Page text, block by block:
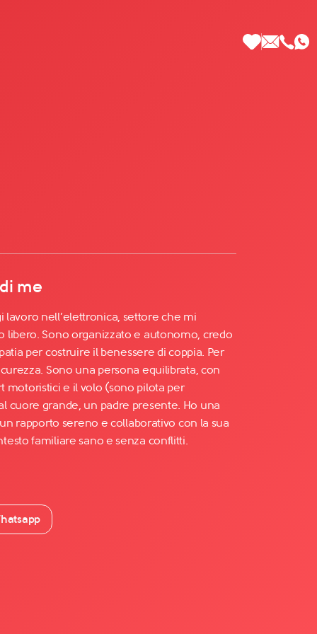
me
lavoro nell’elettronica, settore che mi
libero. Sono organizzato e autonomo, credo
per costruire il benessere di coppia. Per
Sono una persona equilibrata, con
motoristici e il volo (sono pilota per
cuore grande, un padre presente. Ho una
rapporto sereno e collaborativo con la sua
familiare sano e senza conflitti.